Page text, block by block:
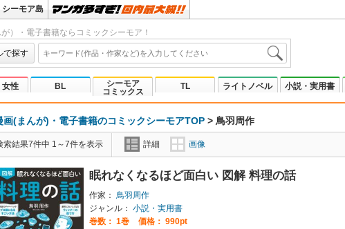
シーモア島
）・電子書籍ならコミックシーモア！
で探す
女性 BL
シーモア
コミックス
TL ライトノベル 小説・実用書
画(まんが)・電子書籍のコミックシーモアTOP > 鳥羽周作
索結果7件中 1～7件を表示 詳細 画像
眠れなくなるほど面白い 図解 料理の話
作家： 鳥羽周作
ジャンル： 小説・実用書
巻数： 1巻
価格： 990pt